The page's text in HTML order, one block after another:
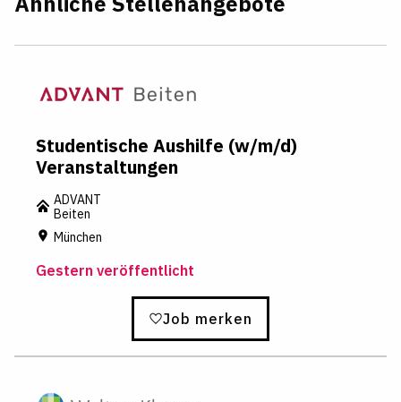
Studentische Aushilfe (w/m/d)
Veranstaltungen
ADVANT
Beiten
München
Gestern veröffentlicht
Job merken